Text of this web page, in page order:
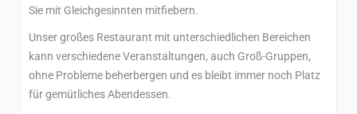
Sie mit Gleichgesinnten mitfiebern.
Unser großes Restaurant mit unterschiedlichen Bereichen
kann verschiedene Veranstaltungen, auch Groß-Gruppen,
ohne Probleme beherbergen und es bleibt immer noch Platz
für gemütliches Abendessen.